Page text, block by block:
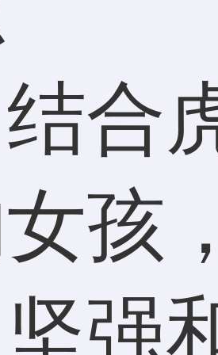
合
孩
强